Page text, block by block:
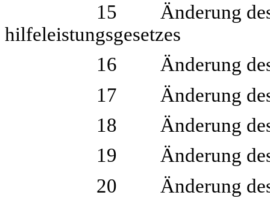
15 Änderung des
hilfeleistungsgesetzes
16 Änderung des
17 Änderung des
18 Änderung des
19 Änderung des
20 Änderung des